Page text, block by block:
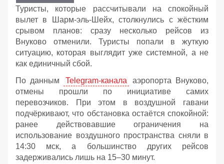
Туристы, которые рассчитывали на спокойный
вылет в Шарм‑эль‑Шейх, столкнулись с жёстким
срывом планов: сразу несколько рейсов из
Внуково отменили. Туристы попали в жуткую
ситуацию, которая выглядит уже системной, а не
как единичный сбой.
По данным
Telegram‑канала
аэропорта Внуково,
отмены прошли по инициативе самих
перевозчиков. При этом в воздушной гавани
подчёркивают, что обстановка остаётся спокойной:
ранее действовавшие ограничения на
использование воздушного пространства сняли в
14:30 мск, а большинство других рейсов
задерживались лишь на 15–30 минут.